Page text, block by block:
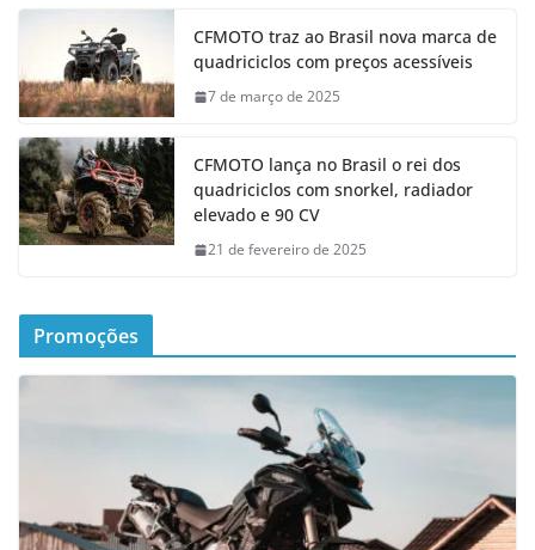
CFMOTO traz ao Brasil nova marca de
quadriciclos com preços acessíveis
7 de março de 2025
CFMOTO lança no Brasil o rei dos
quadriciclos com snorkel, radiador
elevado e 90 CV
21 de fevereiro de 2025
Promoções